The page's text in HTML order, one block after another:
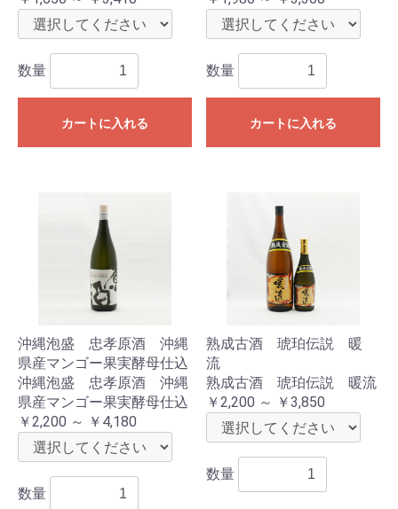
数量
カートに入れる
数量
カートに入れる
沖縄泡盛 忠孝原酒 沖縄
県産マンゴー果実酵母仕込
沖縄泡盛 忠孝原酒 沖縄
県産マンゴー果実酵母仕込
￥2,200 ～ ￥4,180
数量
熟成古酒 琥珀伝説 暖
流
熟成古酒 琥珀伝説 暖流
￥2,200 ～ ￥3,850
数量